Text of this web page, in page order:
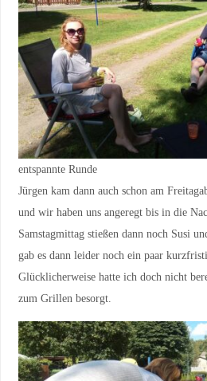
entspannte Runde
Jürgen kam dann auch schon am
und wir haben uns angeregt bis in die
Samstagmittag stießen dann noch Susi
gab es dann leider noch ein paar
Glücklicherweise hatte ich doch nicht
zum Grillen besorgt.